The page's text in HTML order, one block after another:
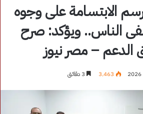
الابتسامة على وجوه
الناس.. ويؤكد: صرح
الدعم – مصر نيوز
3٬463